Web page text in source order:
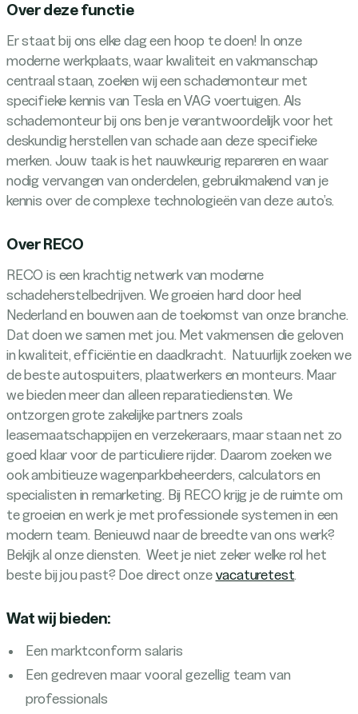
Over deze functie
Er staat bij ons elke dag een hoop te doen! In onze
moderne werkplaats, waar kwaliteit en vakmanschap
centraal staan, zoeken wij een schademonteur met
specifieke kennis van Tesla en VAG voertuigen. Als
schademonteur bij ons ben je verantwoordelijk voor het
deskundig herstellen van schade aan deze specifieke
merken. Jouw taak is het nauwkeurig repareren en waar
nodig vervangen van onderdelen, gebruikmakend van je
kennis over de complexe technologieën van deze auto’s.
Over RECO
RECO is een krachtig netwerk van moderne
schadeherstelbedrijven. We groeien hard door heel
Nederland en bouwen aan de toekomst van onze branche.
Dat doen we samen met jou. Met vakmensen die geloven
in kwaliteit, efficiëntie en daadkracht. Natuurlijk zoeken we
de beste autospuiters, plaatwerkers en monteurs. Maar
we bieden meer dan alleen reparatiediensten. We
ontzorgen grote zakelijke partners zoals
leasemaatschappijen en verzekeraars, maar staan net zo
goed klaar voor de particuliere rijder. Daarom zoeken we
ook ambitieuze wagenparkbeheerders, calculators en
specialisten in remarketing. Bij RECO krijg je de ruimte om
te groeien en werk je met professionele systemen in een
modern team. Benieuwd naar de breedte van ons werk?
Bekijk al onze diensten. Weet je niet zeker welke rol het
beste bij jou past? Doe direct onze vacaturetest.
Wat wij bieden:
Een marktconform salaris
Een gedreven maar vooral gezellig team van
professionals